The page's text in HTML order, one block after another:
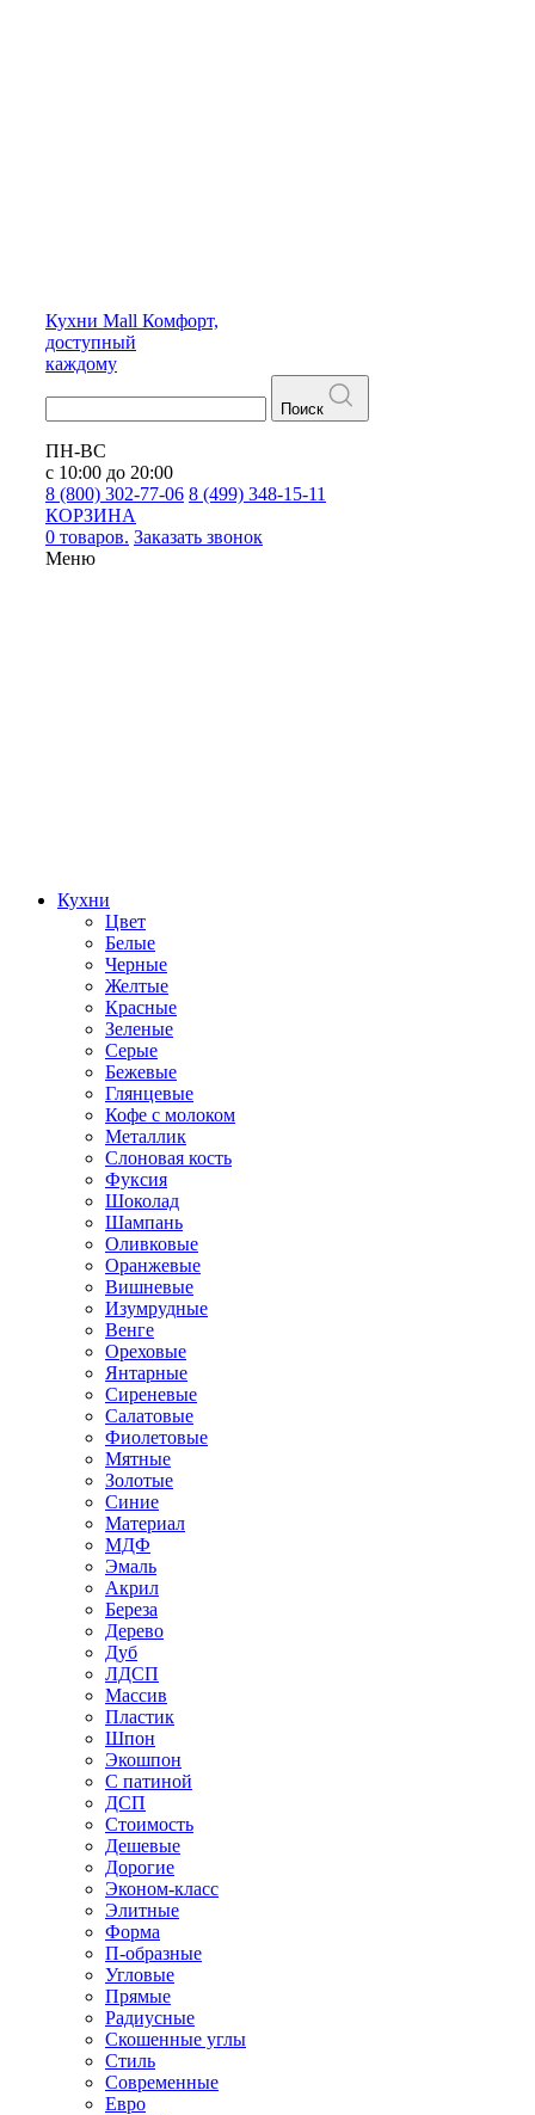
Кухни Mall Комфорт,
доступный
каждому
Поиск
ПН-ВС
с 10:00 до 20:00
8 (800) 302-77-06 8 (499) 348-15-11
КОРЗИНА
0 товаров. Заказать звонок
Меню
Кухни
Цвет
Белые
Черные
Желтые
Красные
Зеленые
Серые
Бежевые
Глянцевые
Кофе с молоком
Металлик
Слоновая кость
Фуксия
Шоколад
Шампань
Оливковые
Оранжевые
Вишневые
Изумрудные
Венге
Ореховые
Янтарные
Сиреневые
Салатовые
Фиолетовые
Мятные
Золотые
Синие
Материал
МДФ
Эмаль
Акрил
Береза
Дерево
Дуб
ЛДСП
Массив
Пластик
Шпон
Экошпон
С патиной
ДСП
Стоимость
Дешевые
Дорогие
Эконом-класс
Элитные
Форма
П-образные
Угловые
Прямые
Радиусные
Скошенные углы
Стиль
Современные
Евро